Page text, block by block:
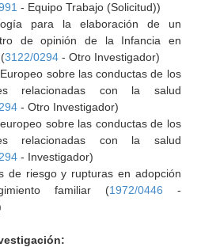
- Equipo Trabajo (Solicitud))
para la elaboración de un
de opinión de la Infancia en
3122/0294- Otro Investigador)
sobre las conductas de los
relacionadas con la salud
- Otro Investigador)
sobre las conductas de los
relacionadas con la salud
- Investigador)
de riesgo y rupturas en adopción
familiar (1972/0446 -